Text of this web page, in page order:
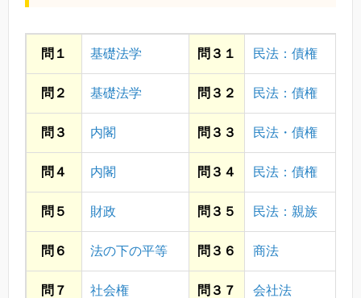
問１ 基礎法学 問３１ 民法：債権
問２ 基礎法学 問３２ 民法：債権
問３ 内閣 問３３ 民法・債権
問４ 内閣 問３４ 民法：債権
問５ 財政 問３５ 民法：親族
問６ 法の下の平等 問３６ 商法
問７ 社会権 問３７ 会社法